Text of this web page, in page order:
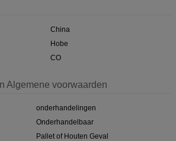
China
Hobe
CO
Algemene voorwaarden
onderhandelingen
Onderhandelbaar
Pallet of Houten Geval